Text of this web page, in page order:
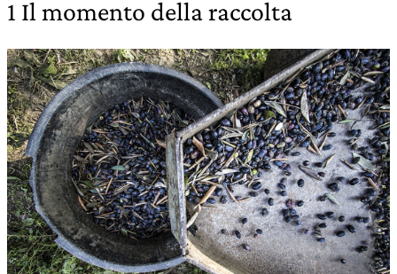
1 Il momento della raccolta